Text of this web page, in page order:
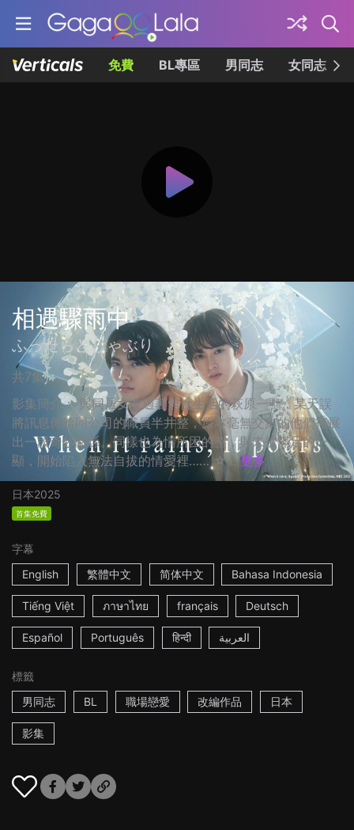
免費 BL專區 男同志 女同志
相遇驟雨中
ふったらどしゃぶり
共7集
影集簡介： 與同居女友過著無性生活的萩原一顯，某天誤
將訊息傳給同公司的職員半井整，原本毫無交集的他們拓展
出一段奇妙關係。同樣也為情所困的整，與未被滿足的一
顯，開始陷入無法自拔的情愛裡…… ☆... 更多
日本2025
首集免費
字幕
English
繁體中文 简体中文 Bahasa Indonesia
Tiếng Việt ภาษาไทย français Deutsch
Español Português हिन्दी العربية
標籤
男同志
BL 職場戀愛 改編作品 日本
影集